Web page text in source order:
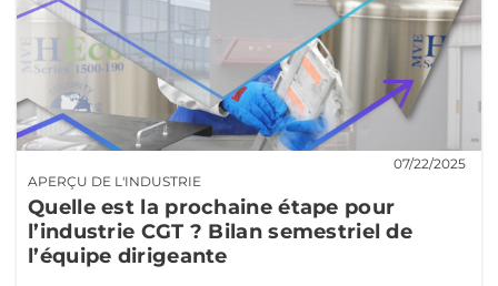
APERÇU DE L'INDUSTRIE
07/22/2025
Quelle est la prochaine étape pour
l’industrie CGT ? Bilan semestriel de
l’équipe dirigeante